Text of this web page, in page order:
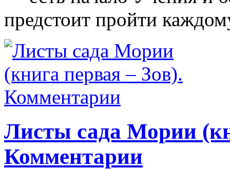
предстоит пройти
Листы сада Мории
Комментарии